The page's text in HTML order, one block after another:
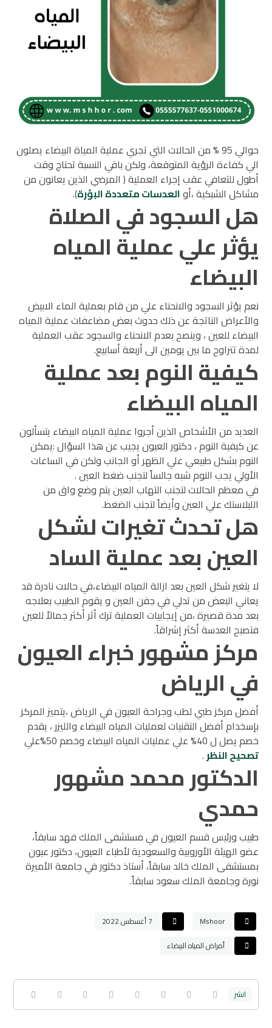
حوالي 95 % من الحالات التي تجري عملية المياة البيضاء يصلون
الي كفاءة الرؤية المتوقعة، ولكن باقي النسبة تحتاج وقت
أطول للتعافي عقب إجراء العملية ( المرضي الذين يعانون من
مشاكل الشبكية ،أوالعدسات متعددة البؤرة).
هل السجود في الصلاة
يؤثر علي عملية المياه
البيضاء
نعم يؤثر السجود والانحناء علي من قام بعملية الماء الابيض
والأعراض الناتجة عن ذلك حدوث بعض مضاعفات عملية المياه
البيضاء للعين ، وينصح بعدم الانحناء والسجود عقب العملية
لمدة تتراوح ما بين يومين الى أربعة أسابيع.
كيفية النوم بعد عملية
المياه البيضاء
العديد من الأشخاص الذين أجروا عملية المياه البيضاء يتسألون
عن كيفية النوم ، دكتور العيون يجيب عن هذا السؤال :يمكن
النوم بشكل طبيعي علي الظهر أو الجانب ولكن في الساعات
الأولي يجب النوم شبه جالساً لتجنب ضغط العين .
في معظم الحالات لتجنب التهاب العين يتم وضع واق من
اللبلاستك علي العين وأيضاً لتجنب الضغط.
هل تحدث تغيرات لشكل
العين بعد عملية الساد
لا يتغير شكل العين بعد ازالة المياه البيضاء،في حالات نادرة قد
يعاني البعض من تدلي في جفن العين و يقوم الطبيب بعلاجه
بعد مدة قصيرة ،من إيجابيات العملية ترك أثر أكثر جمالاً للعين
فتصبح العدسة أكثر إشراقاً.
مركز مشهور خبراء العيون
في الرياض
أفضل مركز طبي لطب وجراحة العيون في الرياض ،يتميز المركز
بإسخدام أفضل التقنيات لعمليات المياه البيضاء والليزر ، يقدم
خصم يصل ل 40% علي عمليات المياه البيضاء وخصم 50%علي
تصحيح النظر.
الدكتور محمد مشهور
حمدي
طبيب ورئيس قسم العيون في مستشفى الملك فهد سابقاً،
عضو الهيئة الأوروبية والسعودية لأطباء العيون، دكتور عيون
بمستشفى الملك خالد سابقاً، أستاذ دكتور في جامعة الأميرة
نورة وجامعة الملك سعود سابقاً.
Mshoor
7 أغسطس 2022
أمراض المياه البيضاء